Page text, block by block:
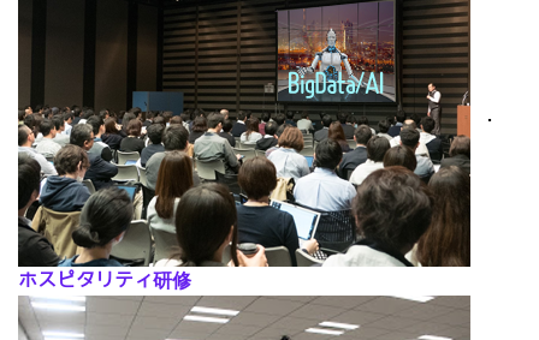
･
ホスピタリティ研修